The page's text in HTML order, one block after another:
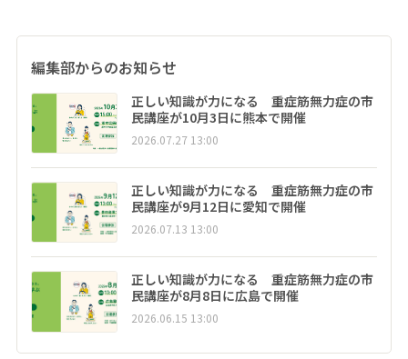
編集部からのお知らせ
正しい知識が力になる 重症筋無力症の市
民講座が10月3日に熊本で開催
2026.07.27 13:00
正しい知識が力になる 重症筋無力症の市
民講座が9月12日に愛知で開催
2026.07.13 13:00
正しい知識が力になる 重症筋無力症の市
民講座が8月8日に広島で開催
2026.06.15 13:00